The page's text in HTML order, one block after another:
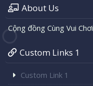
About Us
Cộng đồng Cùng Vui Chơi
Custom Links 1
Custom Link 1